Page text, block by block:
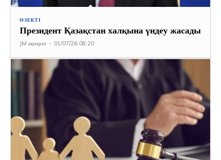
ӨЗЕКТІ
Президент Қазақстан халқына үндеу жасады
JM ақпарат - 01/07/26 08:20